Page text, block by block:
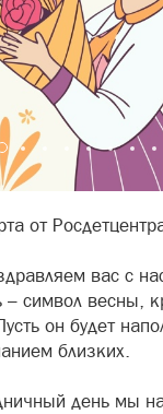
от
вас с
– символ весны,
он будет
близких.
день мы